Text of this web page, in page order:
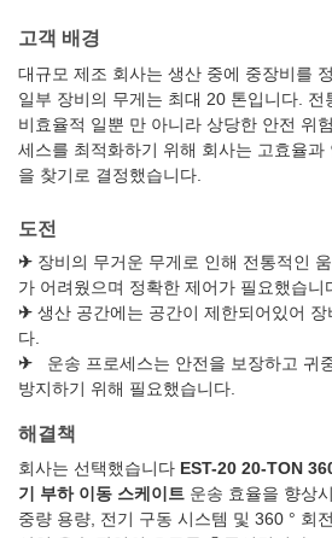
고객 배경
대규모 제조 회사는 생산 중에 중장비를
일부 장비의 무게는 최대 20 톤입니다. 전
비효율적 일뿐 만 아니라 상당한 안전 위
세스를 최적화하기 위해 회사는 고효율과
을 찾기로 결정했습니다.
도전
✈ 장비의 무거운 무게로 인해 전통적인
가 어려웠으며 정확한 제어가 필요했습니
✈ 생산 공간에는 공간이 제한되어있어
다.
✈
운송 프로세스는 안전을 보장하고 귀
방지하기 위해 필요했습니다.
해결책
회사는 선택했습니다 EST-20 20-TON
기 부하 이동 스케이트 운송 효율을 향상
중량 용량, 전기 구동 시스템 및 360 ° 회